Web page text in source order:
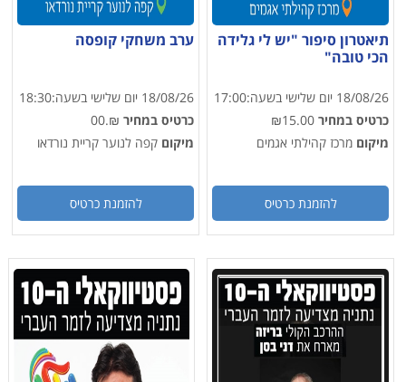
תיאטרון סיפור "יש לי גלידה
הכי טובה"
18/08/26 יום שלישי בשעה:17:00
כרטיס במחיר ₪15.00
מיקום מרכז קהילתי אגמים
להזמנת כרטיס
ערב משחקי קופסה
18/08/26 יום שלישי בשעה:18:30
כרטיס במחיר ₪.00
מיקום קפה לנוער קריית נורדאו
להזמנת כרטיס